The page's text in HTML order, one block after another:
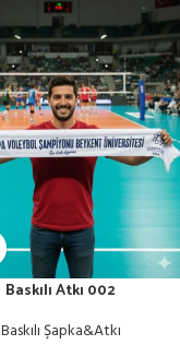
Baskılı Atkı 002
Baskılı Şapka&Atkı